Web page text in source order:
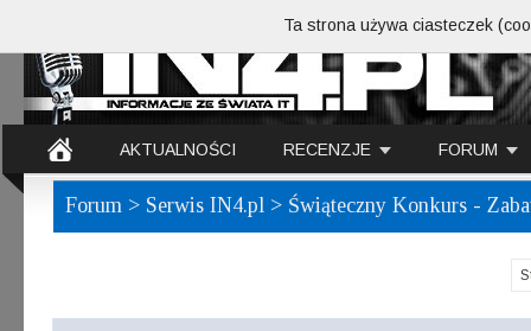
AKTUALNOŚCI RECENZJE FORUM
Forum > Serwis IN4.pl > Świąteczny Konkurs -
Ta strona używa ciasteczek